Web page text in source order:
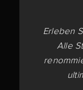
Erleben
Alle